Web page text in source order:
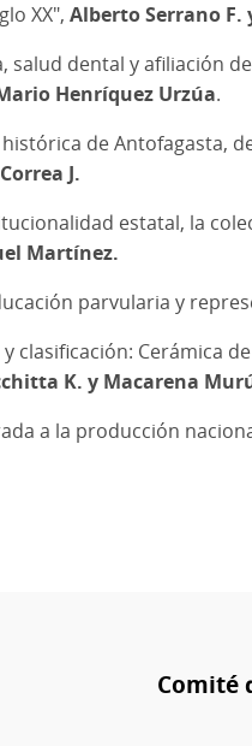
XX", Alberto Serrano F.
salud dental y afiliación
Henríquez Urzúa.
de Antofagasta,
J.
estatal, la
Martínez.
parvularia y
clasificación: Cerámica
K. y Macarena
a la producción
Comité